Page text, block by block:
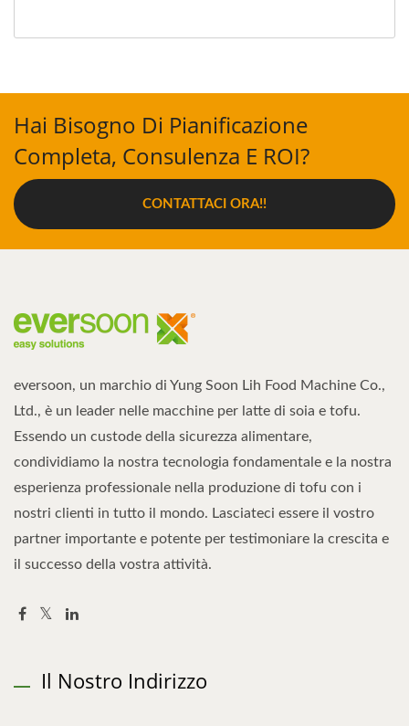
Hai Bisogno Di Pianificazione
Completa, Consulenza E ROI?
CONTATTACI ORA!!
eversoon, un marchio di Yung Soon Lih Food Machine Co.,
Ltd., è un leader nelle macchine per latte di soia e tofu.
Essendo un custode della sicurezza alimentare,
condividiamo la nostra tecnologia fondamentale e la nostra
esperienza professionale nella produzione di tofu con i
nostri clienti in tutto il mondo. Lasciateci essere il vostro
partner importante e potente per testimoniare la crescita e
il successo della vostra attività.
Il Nostro Indirizzo